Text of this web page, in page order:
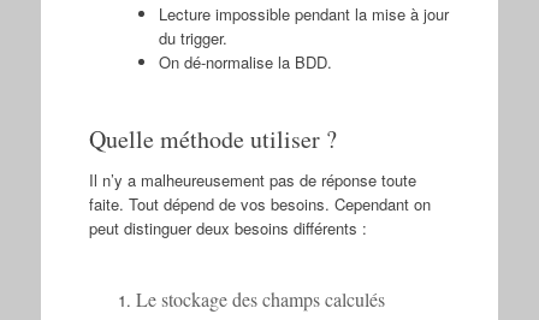
Lecture impossible pendant la mise à jour
du trigger.
On dé-normalise la BDD.
Quelle méthode utiliser ?
Il n’y a malheureusement pas de réponse toute
faite. Tout dépend de vos besoins. Cependant on
peut distinguer deux besoins différents :
Le stockage des champs calculés